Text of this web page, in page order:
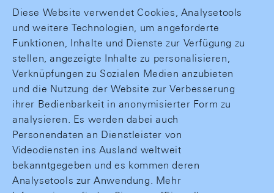
Diese Website verwendet Cookies, Analysetools
und weitere Technologien, um angeforderte
Funktionen, Inhalte und Dienste zur Verfügung zu
stellen, angezeigte Inhalte zu personalisieren,
Verknüpfungen zu Sozialen Medien anzubieten
und die Nutzung der Website zur Verbesserung
ihrer Bedienbarkeit in anonymisierter Form zu
analysieren. Es werden dabei auch
Personendaten an Dienstleister von
Videodiensten ins Ausland weltweit
bekanntgegeben und es kommen deren
Analysetools zur Anwendung. Mehr